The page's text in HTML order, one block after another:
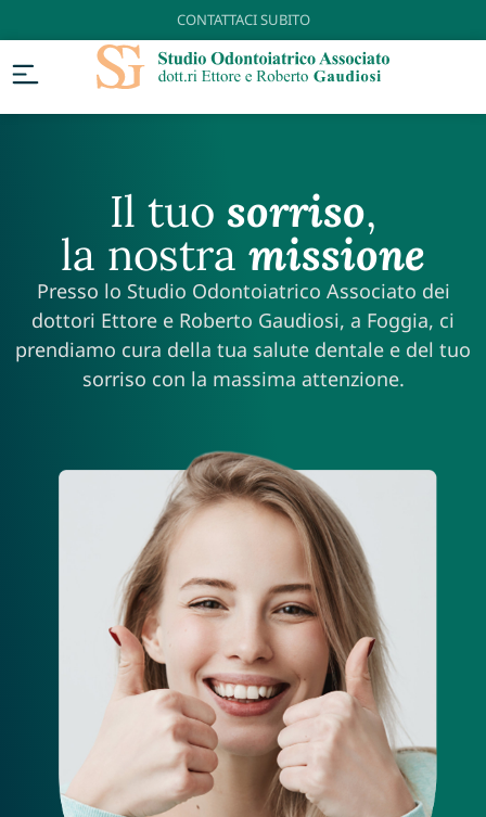
CONTATTACI SUBITO
Il tuo sorriso,
la nostra missione
Presso lo Studio Odontoiatrico Associato dei
dottori Ettore e Roberto Gaudiosi, a Foggia, ci
prendiamo cura della tua salute dentale e del tuo
sorriso con la massima attenzione.